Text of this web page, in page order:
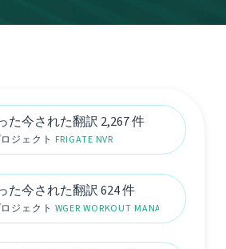
た今された翻訳 2,267 件
ジェクト FRIGATE NVR
た今された翻訳 624 件
ジェクト WGER WORKOUT MANAGER